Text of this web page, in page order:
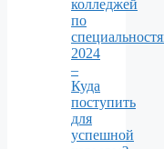
колледжей
по
2024
–
Куда
поступить
для
успешной